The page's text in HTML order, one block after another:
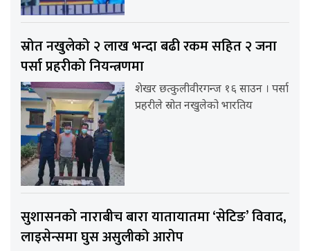
स्रोत नखुलेको २ लाख भन्दा बढी रकम सहित २ जना
पर्सा प्रहरीको नियन्त्रणमा
शेखर छत्कुलीवीरगन्ज १६ साउन । पर्सा
प्रहरीले स्रोत नखुलेको भारतिय
सुशासनको नाराबीच बारा यातायातमा ‘सेटिङ’ विवाद,
लाइसेन्समा घुस असुलीको आरोप